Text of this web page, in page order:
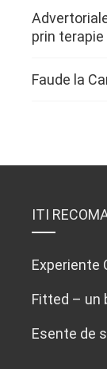
prin terapie
Faude la
ITI
Experiente
Fitted – un
Esente de